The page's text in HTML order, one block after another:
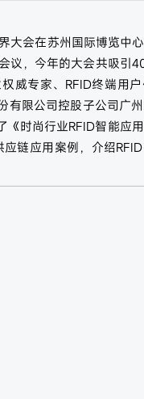
大会在苏州国际博览中
议，今年的大会共吸引
威专家、RFID终端用
有限公司控股子公司广
时尚行业RFID智能应
链应用案例，介绍